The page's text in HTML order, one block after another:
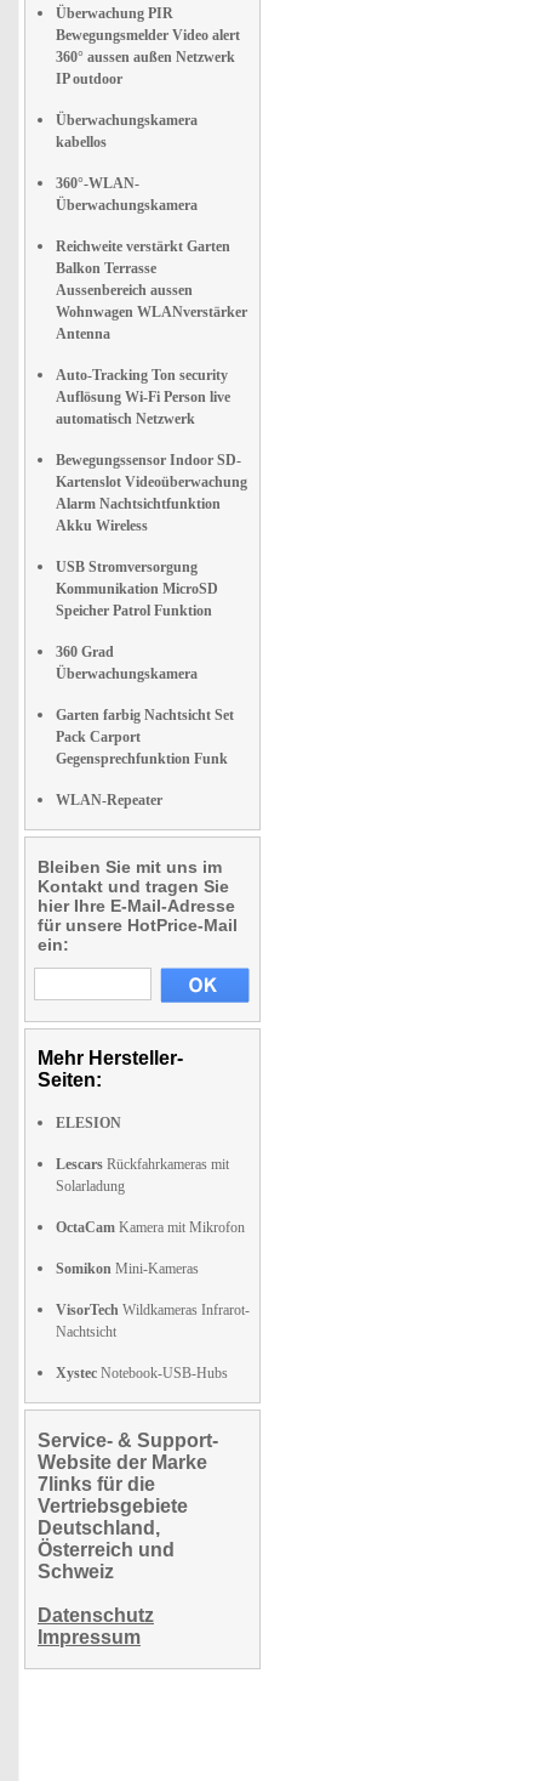
Überwachung PIR
Bewegungsmelder Video alert
360° aussen außen Netzwerk
IP outdoor
Überwachungskamera
kabellos
360°-WLAN-
Überwachungskamera
Reichweite verstärkt Garten
Balkon Terrasse
Aussenbereich aussen
Wohnwagen WLANverstärker
Antenna
Auto-Tracking Ton security
Auflösung Wi-Fi Person live
automatisch Netzwerk
Bewegungssensor Indoor SD-
Kartenslot Videoüberwachung
Alarm Nachtsichtfunktion
Akku Wireless
USB Stromversorgung
Kommunikation MicroSD
Speicher Patrol Funktion
360 Grad
Überwachungskamera
Garten farbig Nachtsicht Set
Pack Carport
Gegensprechfunktion Funk
WLAN-Repeater
Bleiben Sie mit uns im
Kontakt und tragen Sie
hier Ihre E-Mail-Adresse
für unsere HotPrice-Mail
ein:
Mehr Hersteller-
Seiten:
ELESION
Lescars Rückfahrkameras mit
Solarladung
OctaCam Kamera mit Mikrofon
Somikon Mini-Kameras
VisorTech Wildkameras Infrarot-
Nachtsicht
Xystec Notebook-USB-Hubs
Service- & Support-
Website der Marke
7links für die
Vertriebsgebiete
Deutschland,
Österreich und
Schweiz
Datenschutz
Impressum